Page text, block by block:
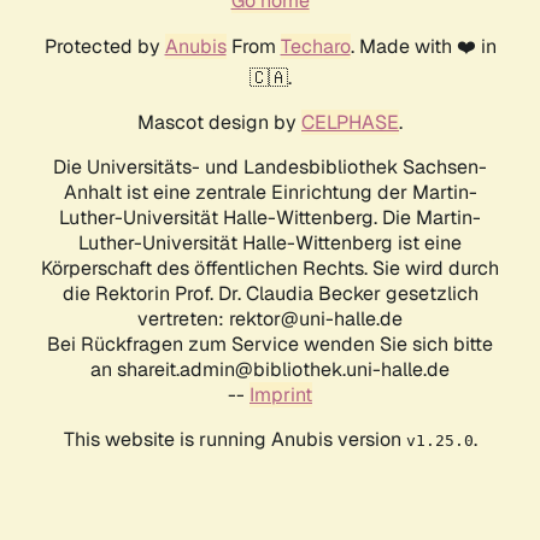
Protected by AnubisFrom Techaro. Made with ❤️ in
🇨🇦.
Mascot design by CELPHASE.
Die Universitäts- und Landesbibliothek Sachsen-
Anhalt ist eine zentrale Einrichtung der Martin-
Luther-Universität Halle-Wittenberg. Die Martin-
Luther-Universität Halle-Wittenberg ist eine
Körperschaft des öffentlichen Rechts. Sie wird durch
die Rektorin Prof. Dr. Claudia Becker gesetzlich
vertreten: rektor@uni-halle.de
Bei Rückfragen zum Service wenden Sie sich bitte
an shareit.admin@bibliothek.uni-halle.de
-- Imprint
This website is running Anubis version v1.25.0.